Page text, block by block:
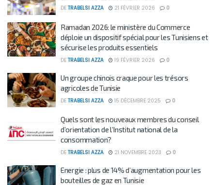
DE TRABELSI AZZA 21 FÉVRIER 2026 0
Ramadan 2026: le ministère du Commerce
déploie un dispositif spécial pour les Tunisiens et
sécurise les produits essentiels
DE TRABELSI AZZA 19 FÉVRIER 2026 0
Un groupe chinois craque pour les trésors
agricoles de Tunisie
DE TRABELSI AZZA 15 DÉCEMBRE 2025 0
Quels sont les nouveaux membres du conseil
d’orientation de l’Institut national de la
consommation?
DE TRABELSI AZZA 21 NOVEMBRE 2023 0
Energie : plus de 14% d’augmentation pour les
bouteilles de gaz en Tunisie